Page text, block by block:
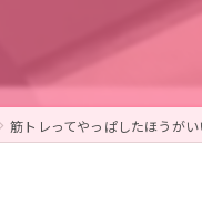
筋トレってやっぱしたほうがい